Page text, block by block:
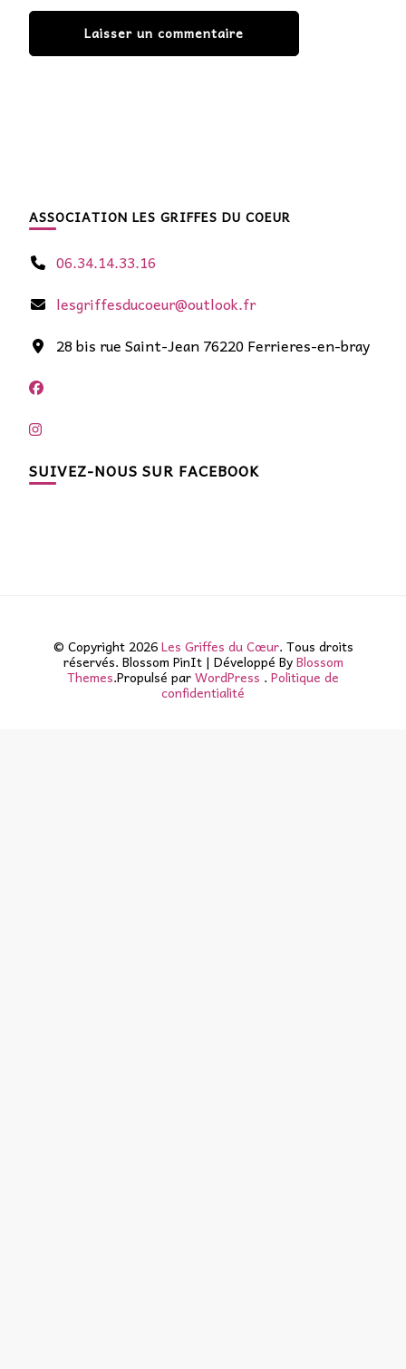
ASSOCIATION LES GRIFFES DU COEUR
06.34.14.33.16
lesgriffesducoeur@outlook.fr
28 bis rue Saint-Jean 76220 Ferrieres-en-bray
SUIVEZ-NOUS SUR FACEBOOK
© Copyright 2026Les Griffes du Cœur. Tous droits
réservés. Blossom PinIt | Développé ByBlossom
Themes.Propulsé parWordPress . Politique de
confidentialité